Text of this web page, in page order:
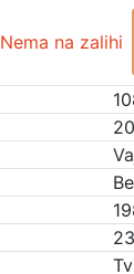
Nema na zalihi